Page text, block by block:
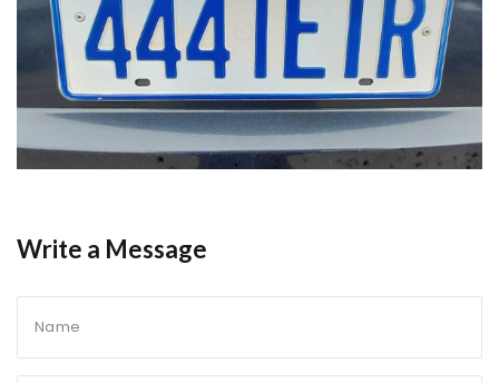
Write a Message